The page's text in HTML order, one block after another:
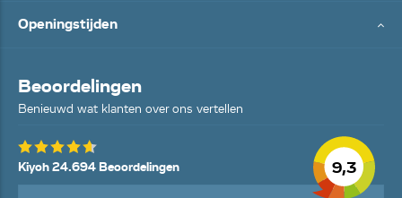
Openingstijden
Beoordelingen
Benieuwd wat klanten over ons vertellen
9,3
Kiyoh 24.694 Beoordelingen